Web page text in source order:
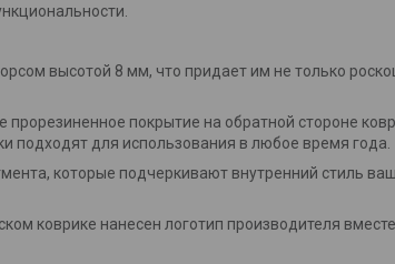
высотой 8 мм, что придает им не только
прорезиненное покрытие на обратной стороне
подходят для использования в любое время года.
которые подчеркивают внутренний стиль
коврике нанесен логотип производителя